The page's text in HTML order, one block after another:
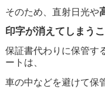
そのため、直射日光や
印字が消えてしまう
保証書代わりに保管す
ートは、
車の中などを避けて保